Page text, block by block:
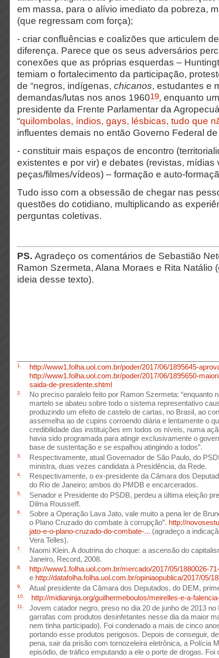
em massa, para o alívio imediato da pobreza,
(que regressam com força);
- criar confluências e coalizões que articulem
diferença. Parece que os seus adversários
conexões que as próprias esquerdas –
temiam o fortalecimento da participação,
de “negros, indígenas, chicanos, estudantes e
demandas/lutas nos anos 196019, enquanto
presidente da Frente Parlamentar da
“quilombolas, índios, gays, lésbicas, tudo que
influentes demais no então Governo Federal
- constituir mais espaços de encontro
existentes e por vir) e debates (revistas, mídias
peças/filmes/vídeos) – formação e auto-
Tudo isso com a obsessão de chegar nas
questões do cotidiano, multiplicando as
perguntas coletivas.
PS. Agradeço os comentários de Sebastião
Ramon Szermeta, Alana Moraes e Rita Natálio
ideia desse texto).
1.
http://www1.folha.uol.com.br/poder/2017/06/1895645-
http://www1.folha.uol.com.br/poder/2017/06/1895650-
saida-de-presidente.shtml
2.
No preciso paralelo feito por Ramon Szermeta: “enquanto
martelo se abateu sobre todo o sistema representativo
produzindo um efeito de castelo de cartas, no Brasil, ao
assemelha ao de cupins corroendo diária e lentamente o
credibilidade das instituições em todos os níveis, numa
havia sido programada para atingir exclusivamente o
base de sustentação e se espalhou atingindo a todos”.
3.
Respectivamente, atual Governador de São Paulo, do
ministra, duas vezes candidata à Presidência, da Rede.
4.
Respectivamente, o ex-presidente da Câmara dos
do Rio de Janeiro; ambos do PMDB e encarcerados.
5.
Senador e Presidente do PSDB, perdeu a última eleição
Dilma Rousseff.
6.
Sobre a Operação Lava Jato, vale muito a pena ler de
o Plano Cruzado do combate à corrupção”. http://
jato-e-o-plano-cruzado-do-combate-... (agradeço a
Vera Telles).
7.
Naomi Klein. A doutrina do choque: a ascensão do
Janeiro, Record, 2008.
8.
http://www1.folha.uol.com.br/mercado/2017/05/1880026-
e http://datafolha.folha.uol.com.br/opiniaopublica/2017/05/
9. Atual presidente da Câmara dos Deputados, do DEM,
10. http://midianinja.org/guilhermeboulos/meirelles-e-a-
11.
Jovem catador negro, preso no dia 20 de junho de 2013 no
garrafas com produtos desinfetantes nesse dia da maior
nem tinha participado). Foi condenado a mais de cinco
portando esse produtos perigosos. Depois de conseguir,
pena, sair da prisão com tornozeleira eletrônica, a Polícia
episódio, de tráfico emputando a ele o porte de drogas. Foi